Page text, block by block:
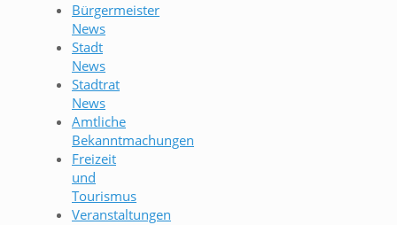
Bürgermeister
News
Stadt
News
Stadtrat
News
Amtliche
Bekanntmachungen
Freizeit
und
Tourismus
Veranstaltungen